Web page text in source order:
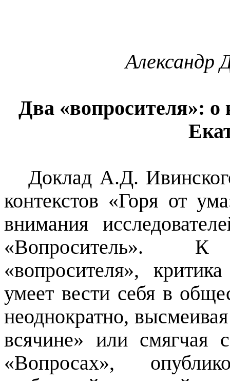
Александр
Два «вопросителя»: о
Доклад А.Д.
контекстов «Горя от
внимания
«Вопроситель». К
«вопросителя»,
умеет вести себя в
неоднократно,
всячине» или смягчая
«Вопросах»,